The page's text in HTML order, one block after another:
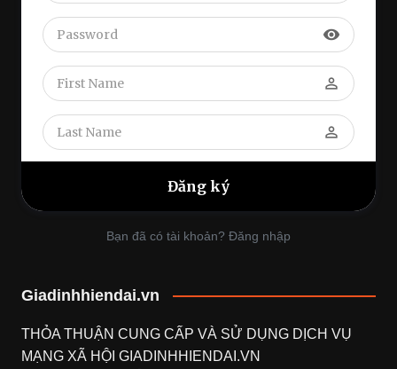
visibility
perm_identity
perm_identity
Bạn đã có tài khoản? Đăng nhập
Giadinhhiendai.vn
THỎA THUẬN CUNG CẤP VÀ SỬ DỤNG DỊCH VỤ
MẠNG XÃ HỘI GIADINHHIENDAI.VN